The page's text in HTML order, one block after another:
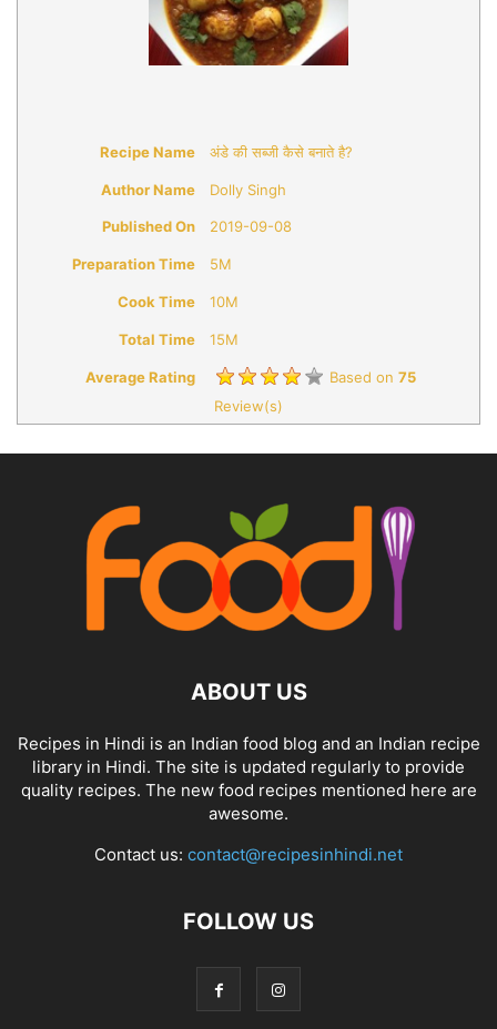
Recipe Name अंडे की सब्जी कैसे बनाते है?
Author Name Dolly Singh
Published On 2019-09-08
Preparation Time 5M
Cook Time 10M
Total Time 15M
Average Rating Based on 75
Review(s)
ABOUT US
Recipes in Hindi is an Indian food blog and an Indian recipe
library in Hindi. The site is updated regularly to provide
quality recipes. The new food recipes mentioned here are
awesome.
Contact us: contact@recipesinhindi.net
FOLLOW US